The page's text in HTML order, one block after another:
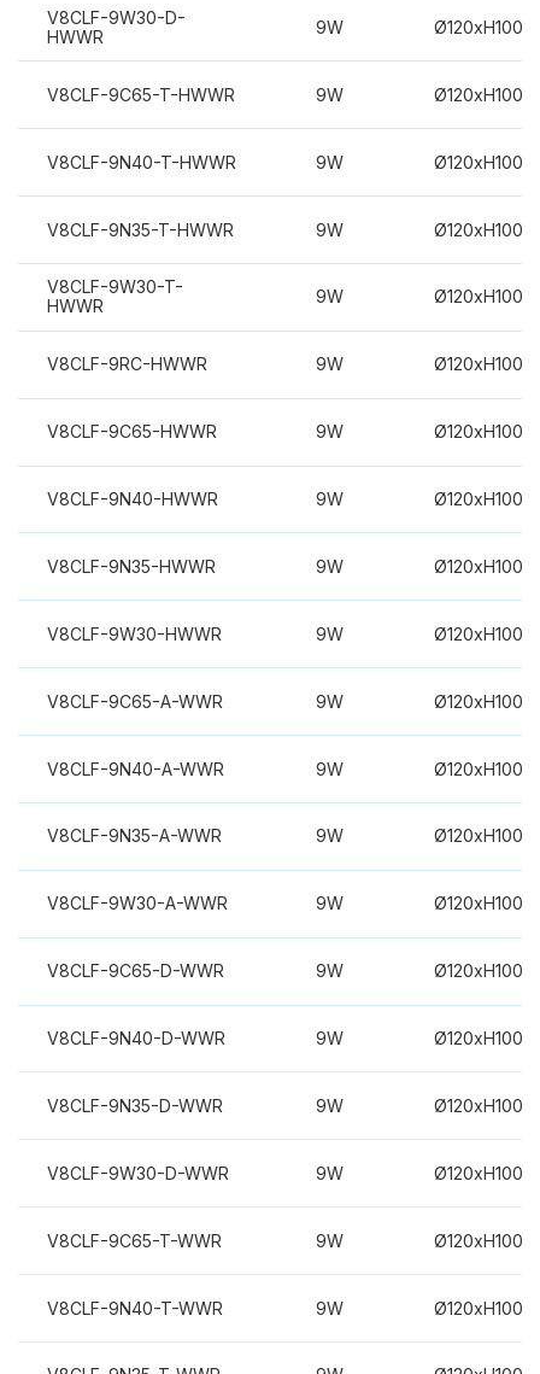
V8CLF-9W30-D-
HWWR
9W
V8CLF-9C65-T-HWWR 9W
V8CLF-9N40-T-HWWR 9W
V8CLF-9N35-T-HWWR 9W
V8CLF-9W30-T-
HWWR
9W
V8CLF-9RC-HWWR 9W
V8CLF-9C65-HWWR 9W
V8CLF-9N40-HWWR 9W
V8CLF-9N35-HWWR 9W
V8CLF-9W30-HWWR 9W
V8CLF-9C65-A-WWR 9W
V8CLF-9N40-A-WWR 9W
V8CLF-9N35-A-WWR 9W
V8CLF-9W30-A-WWR 9W
V8CLF-9C65-D-WWR 9W
V8CLF-9N40-D-WWR 9W
V8CLF-9N35-D-WWR 9W
V8CLF-9W30-D-WWR 9W
V8CLF-9C65-T-WWR 9W
V8CLF-9N40-T-WWR 9W